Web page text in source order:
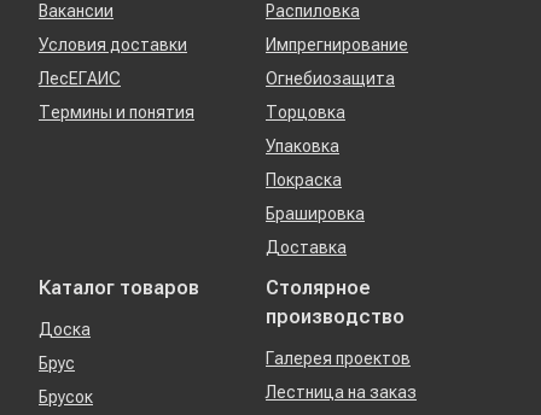
Вакансии
Условия доставки
ЛесЕГАИС
Термины и понятия
Распиловка
Импрегнирование
Огнебиозащита
Торцовка
Упаковка
Покраска
Брашировка
Доставка
Каталог товаров
Доска
Брус
Брусок
Столярное
производство
Галерея проектов
Лестница на заказ